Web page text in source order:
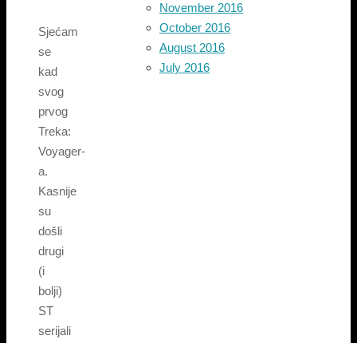
Sjećam
se
kad
svog
prvog
Treka:
Voyager-
a.
Kasnije
su
došli
drugi
(i
bolji)
ST
serijali
November 2016
October 2016
August 2016
July 2016